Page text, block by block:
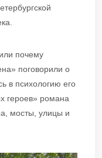
почему
поговорили о
в психологию его
героев» романа
мосты, улицы и